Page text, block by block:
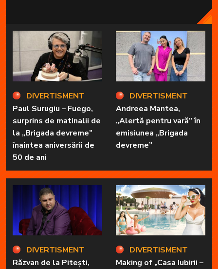
DIVERTISMENT
Paul Surugiu – Fuego,
surprins de matinalii de
la „Brigada devreme”
înaintea aniversării de
50 de ani
DIVERTISMENT
Răzvan de la Pitești,
DIVERTISMENT
Andreea Mantea,
„Alertă pentru vară” în
emisiunea „Brigada
devreme”
DIVERTISMENT
Making of „Casa Iubirii –